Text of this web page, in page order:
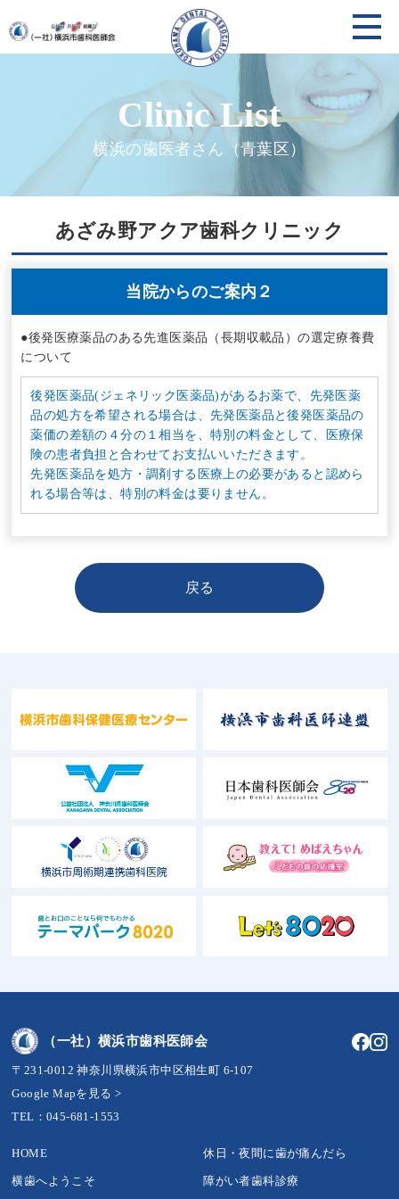
横浜の歯医者さん（青葉区）
あざみ野アクア歯科クリニック
当院からのご案内２
●後発医療薬品のある先進医薬品（長期収載品）の選定療養費
について
後発医薬品(ジェネリック医薬品)があるお薬で、先発医薬
品の処方を希望される場合は、先発医薬品と後発医薬品の
薬価の差額の４分の１相当を、特別の料金として、医療保
険の患者負担と合わせてお支払いいただきます。
先発医薬品を処方・調剤する医療上の必要があると認めら
れる場合等は、特別の料金は要りません。
戻る
（一社）横浜市歯科医師会
〒231-0012 神奈川県横浜市中区相生町 6-107
Google Mapを見る >
TEL：045-681-1553
HOME
横歯へようこそ
休日・夜間に歯が痛んだら
障がい者歯科診療